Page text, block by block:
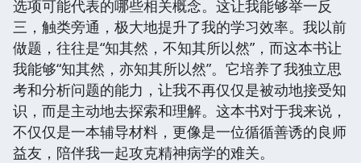
选项可能代表的哪些相关概念。这让我能够举一反
三，触类旁通，极大地提升了我的学习效率。我以前
做题，往往是“知其然，不知其所以然”，而这本书让
我能够“知其然，亦知其所以然”。它培养了我独立思
考和分析问题的能力，让我不再仅仅是被动地接受知
识，而是主动地去探索和理解。这本书对于我来说，
不仅仅是一本辅导材料，更像是一位循循善诱的良师
益友，陪伴我一起攻克精神病学的难关。